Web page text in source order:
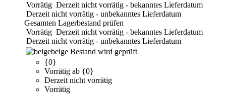
Vorrätig Derzeit nicht vorrätig - bekanntes Lieferdatum
Derzeit nicht vorrätig - unbekanntes Lieferdatum
Gesamten Lagerbestand prüfen
Vorrätig Derzeit nicht vorrätig - bekanntes Lieferdatum
Derzeit nicht vorrätig - unbekanntes Lieferdatum
beige Bestand wird geprüft
{0}
Vorrätig ab {0}
Derzeit nicht vorrätig
Vorrätig